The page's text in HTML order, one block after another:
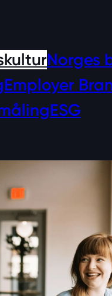
Norges
Employer
ESG